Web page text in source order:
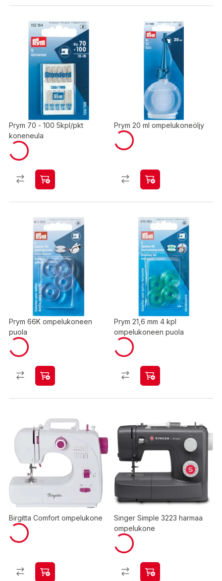
Prym 70 - 100 5kpl/pkt
koneneula
Prym 20 ml ompelukoneöljy
Prym 66K ompelukoneen
puola
Prym 21,6 mm 4 kpl
ompelukoneen puola
Birgitta Comfort ompelukone
Singer Simple 3223 harmaa
ompelukone